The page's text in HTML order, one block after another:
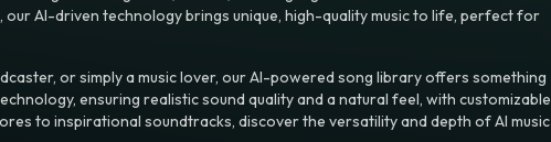
AI-driven technology brings unique, high-quality music to life, perfect for
or simply a music lover, our AI-powered song library offers something
ensuring realistic sound quality and a natural feel, with customizable
to inspirational soundtracks, discover the versatility and depth of AI music